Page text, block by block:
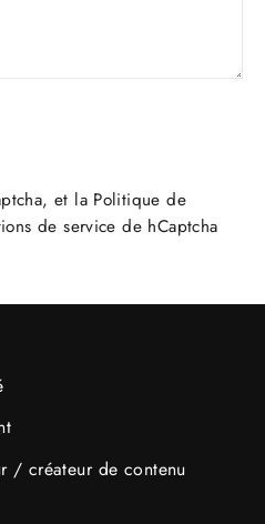
et la Politique de
de service de hCaptcha
/ créateur de contenu